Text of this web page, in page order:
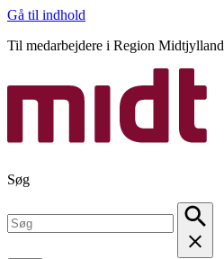
Gå til indhold
Til medarbejdere i Region Midtjylland
Søg